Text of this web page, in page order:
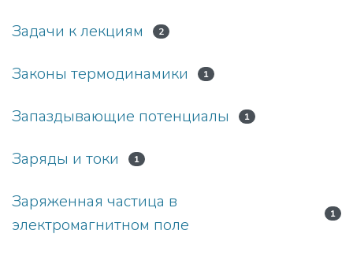
Задачи к лекциям 2
Законы термодинамики 1
Запаздывающие потенциалы 1
Заряды и токи 1
Заряженная частица в
электромагнитном поле
1